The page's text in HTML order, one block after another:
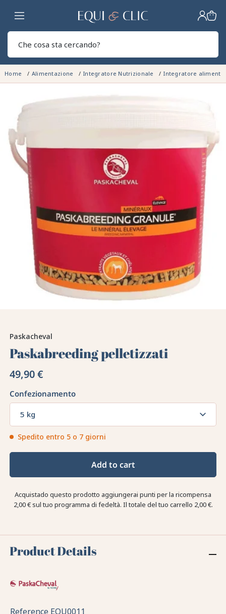
Casa
Home Alimentazione Integratore Nutrizionale Integratore
Paskacheval
Paskabreeding pelletizzati
49,90 €
Confezionamento
5 kg
Spedito entro 5 o 7 giorni
Add to cart
Acquistado questo prodotto aggiungerai punti per la ricompensa
2,00 €sul tuo programma di fedeltà. Il totale del tuo carrello 2,00 €.
Product Details
Reference EQU0011